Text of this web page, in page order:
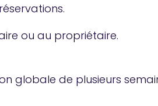
ou au propriétaire.
globale de plusieurs